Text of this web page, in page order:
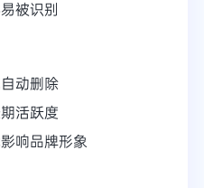
被识别
动删除
活跃度
响品牌形象